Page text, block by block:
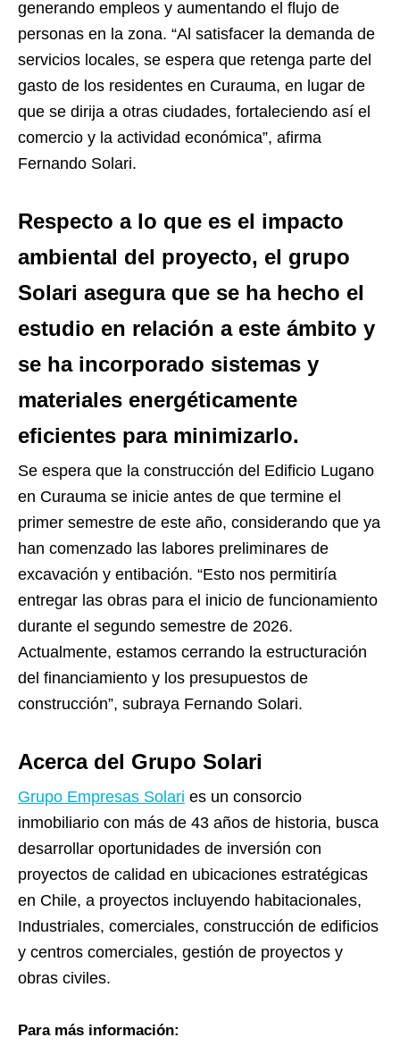
generando empleos y aumentando el flujo de
personas en la zona. “Al satisfacer la demanda de
servicios locales, se espera que retenga parte del
gasto de los residentes en Curauma, en lugar de
que se dirija a otras ciudades, fortaleciendo así el
comercio y la actividad económica”, afirma
Fernando Solari.
Respecto a lo que es el impacto
ambiental del proyecto, el grupo
Solari asegura que se ha hecho el
estudio en relación a este ámbito y
se ha incorporado sistemas y
materiales energéticamente
eficientes para minimizarlo.
Se espera que la construcción del Edificio Lugano
en Curauma se inicie antes de que termine el
primer semestre de este año, considerando que ya
han comenzado las labores preliminares de
excavación y entibación. “Esto nos permitiría
entregar las obras para el inicio de funcionamiento
durante el segundo semestre de 2026.
Actualmente, estamos cerrando la estructuración
del financiamiento y los presupuestos de
construcción”, subraya Fernando Solari.
Acerca del Grupo Solari
Grupo Empresas Solari es un consorcio
inmobiliario con más de 43 años de historia, busca
desarrollar oportunidades de inversión con
proyectos de calidad en ubicaciones estratégicas
en Chile, a proyectos incluyendo habitacionales,
Industriales, comerciales, construcción de edificios
y centros comerciales, gestión de proyectos y
obras civiles.
Para más información: